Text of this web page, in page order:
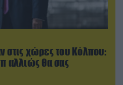
στις χώρες του Κόλπου:
αλλιώς θα σας